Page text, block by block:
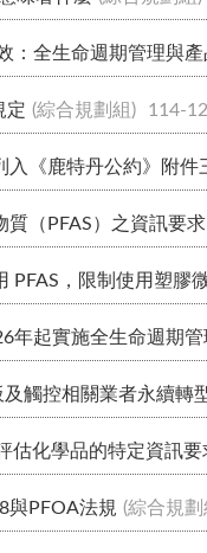
：全生命週期管理與
定 (綜合規劃組) 114-
入《鹿特丹公約》附件
（PFAS）之資訊要求
PFAS，限制使用塑膠
起實施全生命週期管
觸控相關業者永續轉
估化學品的特定資訊
與PFOA法規 (綜合規劃